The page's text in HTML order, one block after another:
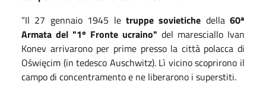
“Il 27 gennaio 1945 le truppe sovietiche della 60ª
Armata del "1º Fronte ucraino" del maresciallo Ivan
Konev arrivarono per prime presso la città polacca di
Oświęcim (in tedesco Auschwitz). Lì vicino scoprirono il
campo di concentramento e ne liberarono i superstiti.